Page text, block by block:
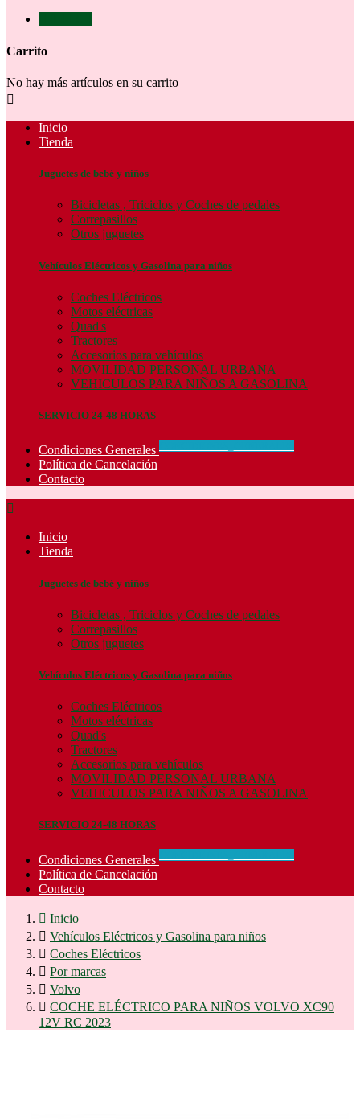
Carrito
No hay más artículos en su carrito

Inicio
Tienda
Juguetes de bebé y niños
Bicicletas , Triciclos y Coches de pedales
Correpasillos
Otros juguetes
Vehículos Eléctricos y Gasolina para niños
Coches Eléctricos
Motos eléctricas
Quad's
Tractores
Accesorios para vehículos
MOVILIDAD PERSONAL URBANA
VEHICULOS PARA NIÑOS A GASOLINA
SERVICIO 24-48 HORAS
Condiciones Generales
Política de Cancelación
Contacto

Inicio
Tienda
Juguetes de bebé y niños
Bicicletas , Triciclos y Coches de pedales
Correpasillos
Otros juguetes
Vehículos Eléctricos y Gasolina para niños
Coches Eléctricos
Motos eléctricas
Quad's
Tractores
Accesorios para vehículos
MOVILIDAD PERSONAL URBANA
VEHICULOS PARA NIÑOS A GASOLINA
SERVICIO 24-48 HORAS
Condiciones Generales
Política de Cancelación
Contacto
 Inicio
 Vehículos Eléctricos y Gasolina para niños
 Coches Eléctricos
 Por marcas
 Volvo
 COCHE ELÉCTRICO PARA NIÑOS VOLVO XC90
12V RC 2023